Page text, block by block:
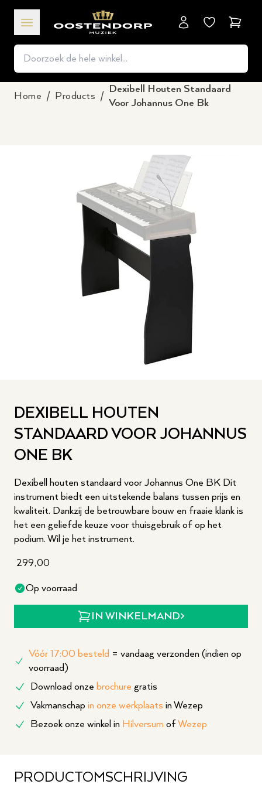
Home / Products /
Dexibell Houten Standaard
Voor Johannus One Bk
DEXIBELL HOUTEN
STANDAARD VOOR JOHANNUS
ONE BK
Dexibell houten standaard voor Johannus One BK Dit
instrument biedt een uitstekende balans tussen prijs en
kwaliteit. Dankzij de betrouwbare bouw en fraaie klank is
het een geliefde keuze voor thuisgebruik of op het
podium. Wil je het instrument.
299,00
Op voorraad
IN WINKELMAND
Vóór 17:00 besteld = vandaag verzonden (indien op
voorraad)
Download onze brochure gratis
Vakmanschap in onze werkplaats in Wezep
Bezoek onze winkel in Hilversum of Wezep
PRODUCTOMSCHRIJVING